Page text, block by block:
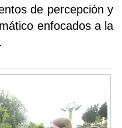
de percepción y
enfocados a la